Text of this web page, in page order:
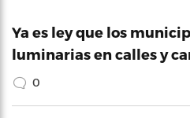
Ya es ley que los
luminarias en calles y
0